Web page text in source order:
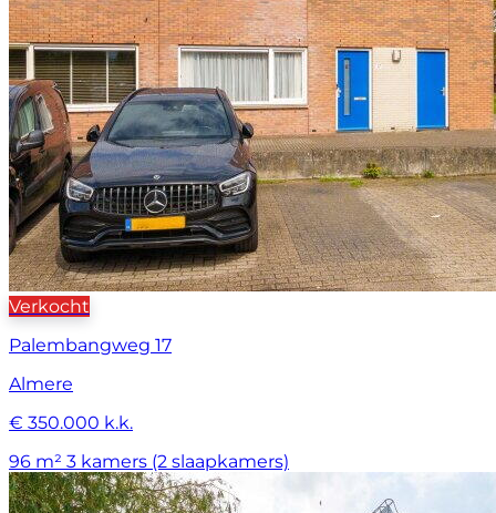
Verkocht
Palembangweg 17
Almere
€ 350.000 k.k.
96 m² 3 kamers (2 slaapkamers)